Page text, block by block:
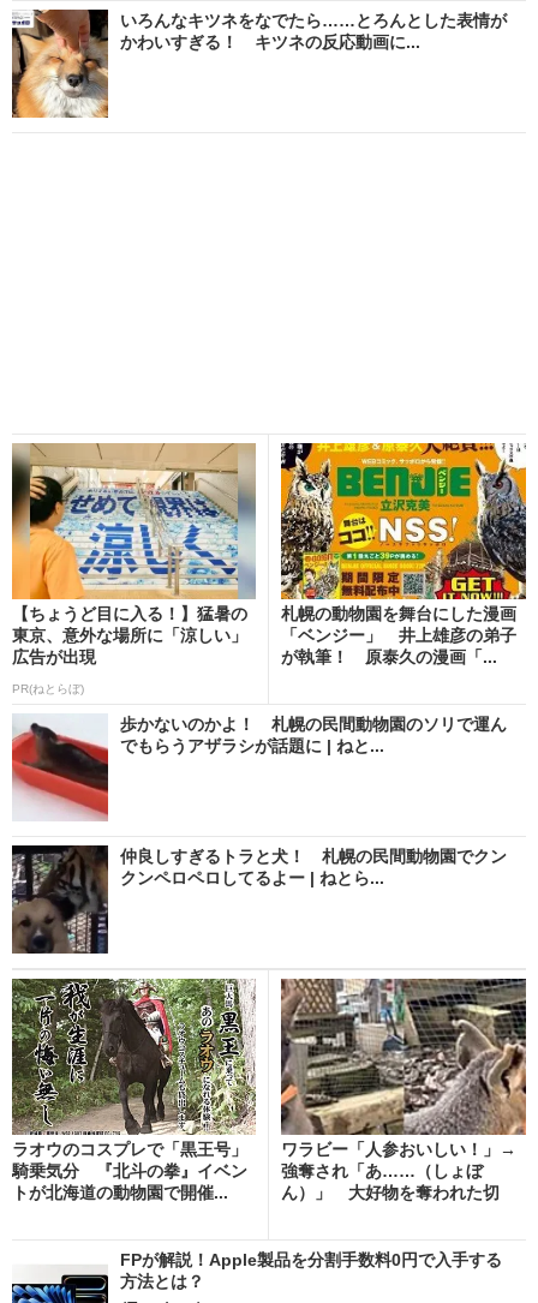
いろんなキツネをなでたら……とろんとした表情が
かわいすぎる！ キツネの反応動画に...
【ちょうど目に入る！】猛暑の
東京、意外な場所に「涼しい」
広告が出現
PR(ねとらぼ)
札幌の動物園を舞台にした漫画
「ベンジー」 井上雄彦の弟子
が執筆！ 原泰久の漫画「...
歩かないのかよ！ 札幌の民間動物園のソリで運ん
でもらうアザラシが話題に | ねと...
仲良しすぎるトラと犬！ 札幌の民間動物園でクン
クンペロペロしてるよー | ねとら...
ラオウのコスプレで「黒王号」
騎乗気分 『北斗の拳』イベン
トが北海道の動物園で開催...
ワラビー「人参おいしい！」→
強奪され「あ……（しょぼ
ん）」 大好物を奪われた切
FPが解説！Apple製品を分割手数料0円で入手する
方法とは？